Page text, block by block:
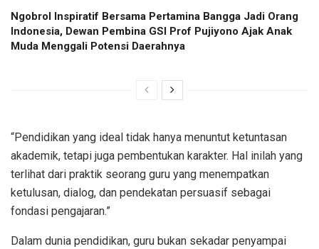
Ngobrol Inspiratif Bersama Pertamina Bangga Jadi Orang
Indonesia, Dewan Pembina GSI Prof Pujiyono Ajak Anak
Muda Menggali Potensi Daerahnya
“Pendidikan yang ideal tidak hanya menuntut ketuntasan
akademik, tetapi juga pembentukan karakter. Hal inilah yang
terlihat dari praktik seorang guru yang menempatkan
ketulusan, dialog, dan pendekatan persuasif sebagai
fondasi pengajaran.”
Dalam dunia pendidikan, guru bukan sekadar penyampai